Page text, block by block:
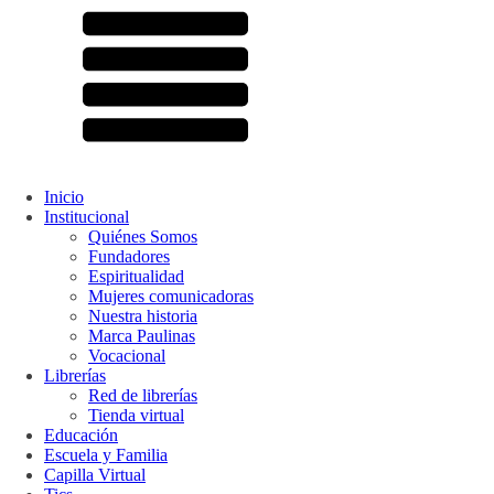
Inicio
Institucional
Quiénes Somos
Fundadores
Espiritualidad
Mujeres comunicadoras
Nuestra historia
Marca Paulinas
Vocacional
Librerías
Red de librerías
Tienda virtual
Educación
Escuela y Familia
Capilla Virtual